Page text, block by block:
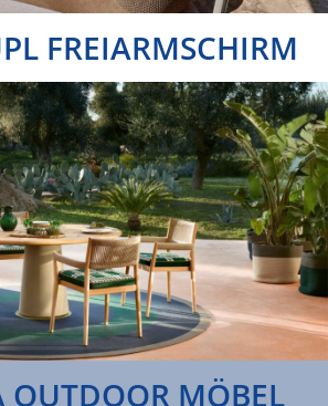
FREIARMSCHIRM
OUTDOOR MÖBEL